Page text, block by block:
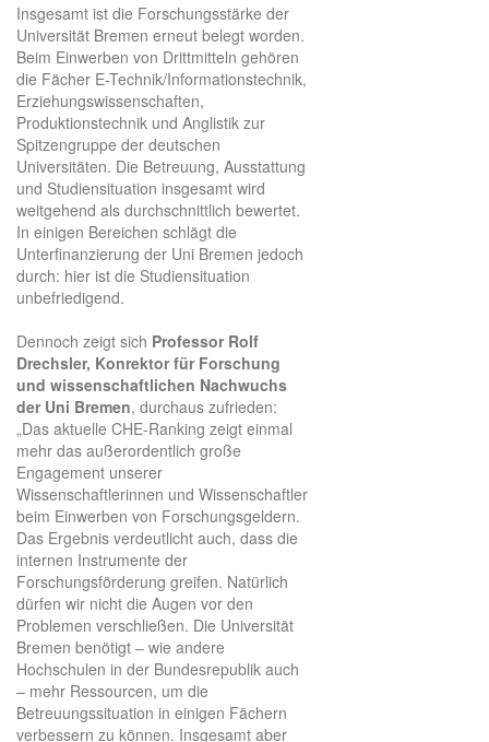
Insgesamt ist die Forschungsstärke der
Universität Bremen erneut belegt worden.
Beim Einwerben von Drittmitteln gehören
die Fächer E-Technik/Informationstechnik,
Erziehungswissenschaften,
Produktionstechnik und Anglistik zur
Spitzengruppe der deutschen
Universitäten. Die Betreuung, Ausstattung
und Studiensituation insgesamt wird
weitgehend als durchschnittlich bewertet.
In einigen Bereichen schlägt die
Unterfinanzierung der Uni Bremen jedoch
durch: hier ist die Studiensituation
unbefriedigend.
Dennoch zeigt sich Professor Rolf
Drechsler, Konrektor für Forschung
und wissenschaftlichen Nachwuchs
der Uni Bremen, durchaus zufrieden:
„Das aktuelle CHE-Ranking zeigt einmal
mehr das außerordentlich große
Engagement unserer
Wissenschaftlerinnen und Wissenschaftler
beim Einwerben von Forschungsgeldern.
Das Ergebnis verdeutlicht auch, dass die
internen Instrumente der
Forschungsförderung greifen. Natürlich
dürfen wir nicht die Augen vor den
Problemen verschließen. Die Universität
Bremen benötigt – wie andere
Hochschulen in der Bundesrepublik auch
– mehr Ressourcen, um die
Betreuungssituation in einigen Fächern
verbessern zu können. Insgesamt aber